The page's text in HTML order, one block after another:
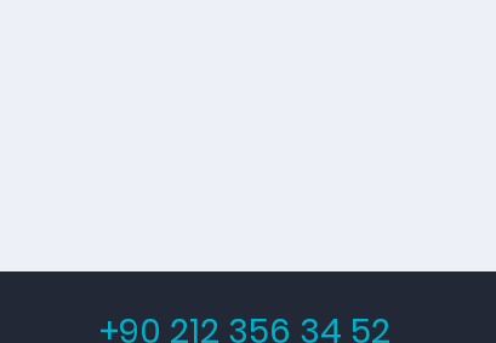
Poly Havlu+90 212 356 34 52